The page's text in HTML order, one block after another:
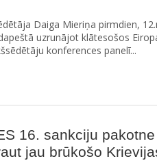
Daiga Mieriņa pirmdien,
uzrunājot klātesošos
konferences panelī...
16. sankciju
jau brūkošo